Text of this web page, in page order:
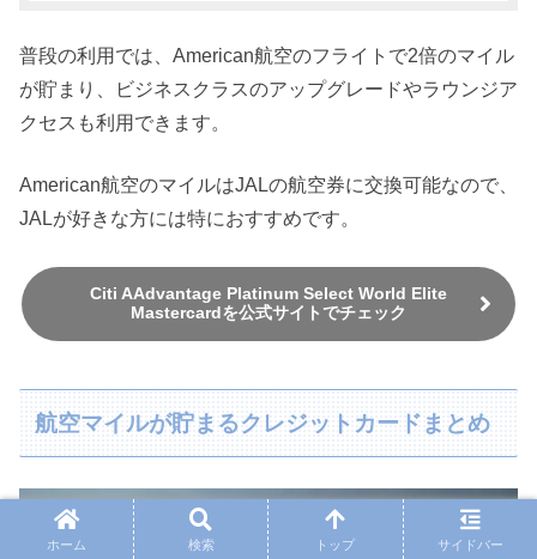
普段の利用では、American航空のフライトで2倍のマイル
が貯まり、ビジネスクラスのアップグレードやラウンジア
クセスも利用できます。
American航空のマイルはJALの航空券に交換可能なので、
JALが好きな方には特におすすめです。
Citi AAdvantage Platinum Select World Elite
Mastercardを公式サイトでチェック
航空マイルが貯まるクレジットカードまとめ
ホーム 検索 トップ サイドバー